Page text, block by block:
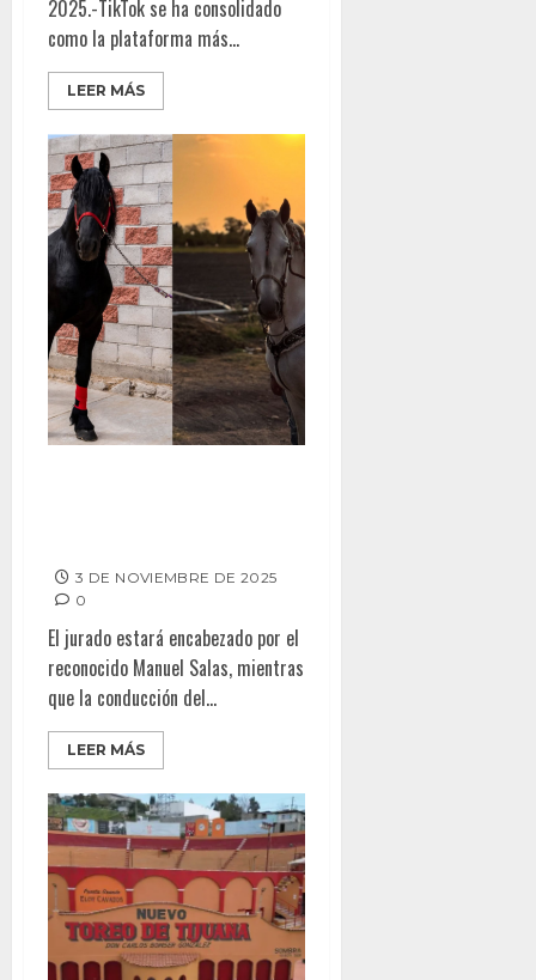
2025.-TikTok se ha consolidado
como la plataforma más...
LEER MÁS
3 DE NOVIEMBRE DE 2025
0
El jurado estará encabezado por el
reconocido Manuel Salas, mientras
que la conducción del...
LEER MÁS